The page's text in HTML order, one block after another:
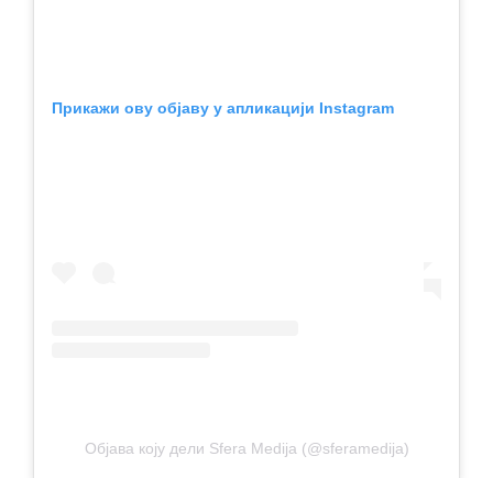
Прикажи ову објаву у апликацији Instagram
Објава коју дели Sfera Medija (@sferamedija)